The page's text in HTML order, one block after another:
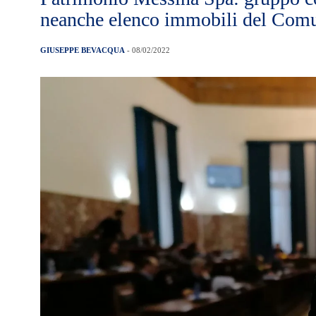
neanche elenco immobili del
GIUSEPPE BEVACQUA - 08/02/2022